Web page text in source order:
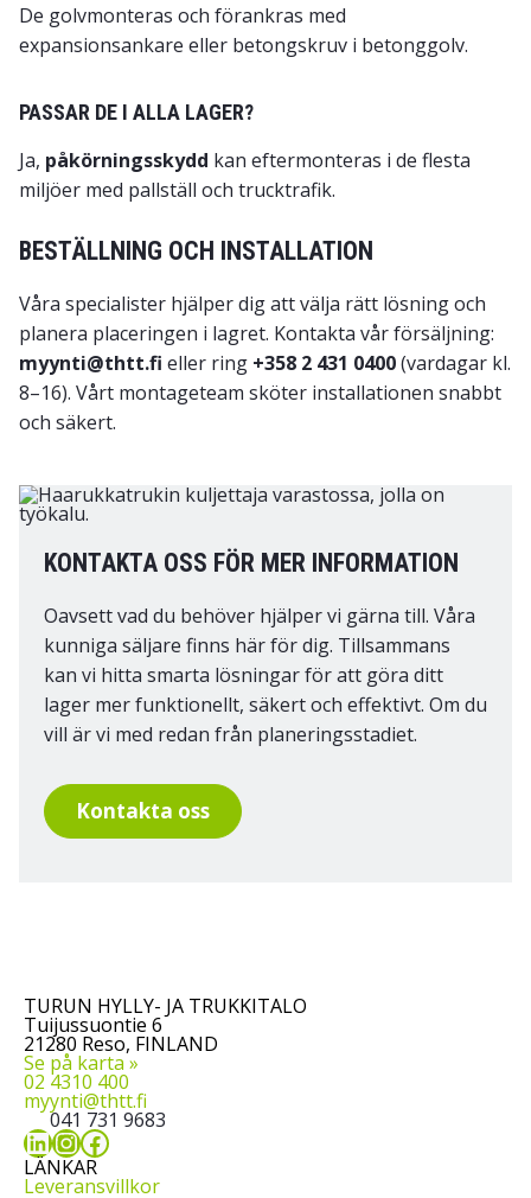
De golvmonteras och förankras med
expansionsankare eller betongskruv i betonggolv.
PASSAR DE I ALLA LAGER?
Ja, påkörningsskydd kan eftermonteras i de flesta
miljöer med pallställ och trucktrafik.
BESTÄLLNING OCH INSTALLATION
Våra specialister hjälper dig att välja rätt lösning och
planera placeringen i lagret. Kontakta vår försäljning:
myynti@thtt.fi eller ring +358 2 431 0400(vardagar kl.
8–16). Vårt montageteam sköter installationen snabbt
och säkert.
KONTAKTA OSS FÖR MER INFORMATION
Oavsett vad du behöver hjälper vi gärna till. Våra
kunniga säljare finns här för dig. Tillsammans
kan vi hitta smarta lösningar för att göra ditt
lager mer funktionellt, säkert och effektivt. Om du
vill är vi med redan från planeringsstadiet.
Kontakta oss
TURUN HYLLY- JA TRUKKITALO
Tuijussuontie 6
21280 Reso, FINLAND
Se på karta »
02 4310 400
myynti@thtt.fi
041 731 9683
LinkedIn
Instagram
Facebook
LÄNKAR
Leveransvillkor